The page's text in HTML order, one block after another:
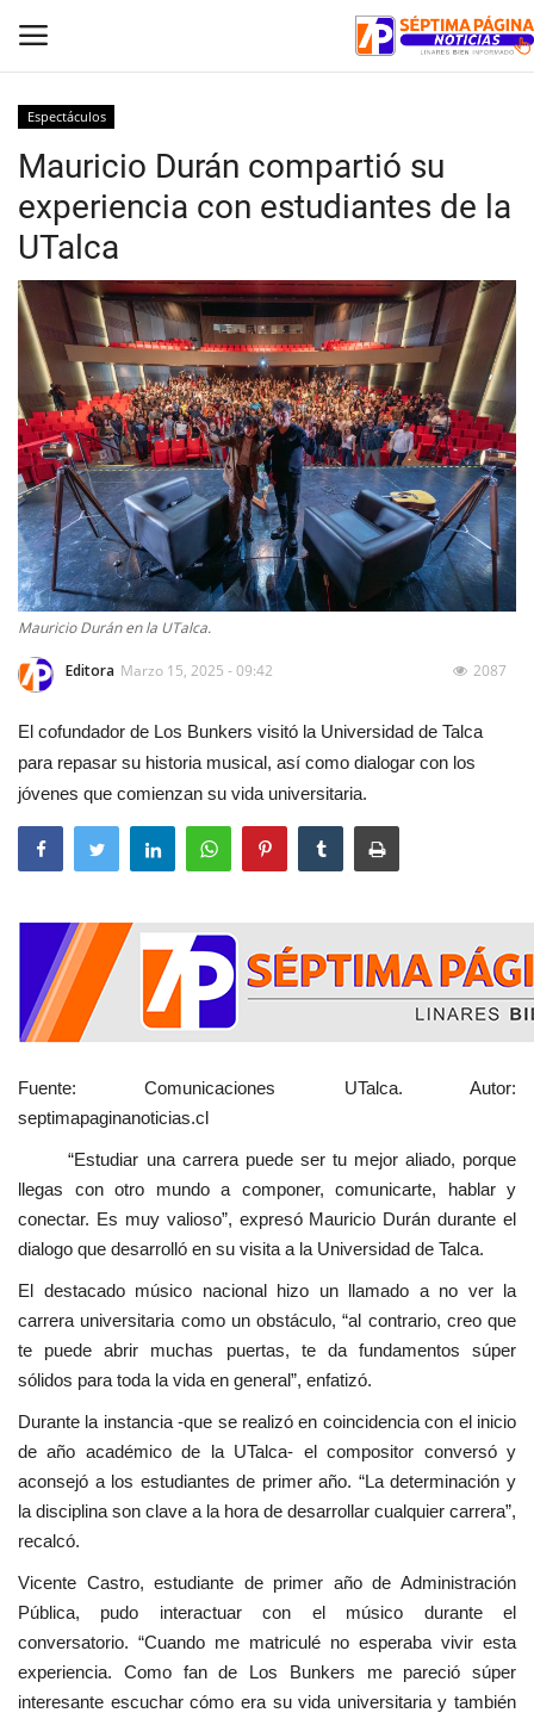
Inicio
Crónica
Policial
Tribunales
Deporte
Política
Espectáculos
Espectáculos
Mauricio Durán compartió su
experiencia con estudiantes de la
UTalca
Mauricio Durán en la UTalca.
Editora Marzo 15, 2025 - 09:42 2087
El cofundador de Los Bunkers visitó la Universidad de Talca
para repasar su historia musical, así como dialogar con los
jóvenes que comienzan su vida universitaria.
Fuente: Comunicaciones UTalca. Autor:
septimapaginanoticias.cl
“Estudiar una carrera puede ser tu mejor aliado, porque
llegas con otro mundo a componer, comunicarte, hablar y
conectar. Es muy valioso”, expresó Mauricio Durán durante el
dialogo que desarrolló en su visita a la Universidad de Talca.
El destacado músico nacional hizo un llamado a no ver la
carrera universitaria como un obstáculo, “al contrario, creo que
te puede abrir muchas puertas, te da fundamentos súper
sólidos para toda la vida en general”, enfatizó.
Durante la instancia -que se realizó en coincidencia con el inicio
de año académico de la UTalca- el compositor conversó y
aconsejó a los estudiantes de primer año. “La determinación y
la disciplina son clave a la hora de desarrollar cualquier carrera”,
recalcó.
Vicente Castro, estudiante de primer año de Administración
Pública, pudo interactuar con el músico durante el
conversatorio. “Cuando me matriculé no esperaba vivir esta
experiencia. Como fan de Los Bunkers me pareció súper
interesante escuchar cómo era su vida universitaria y también